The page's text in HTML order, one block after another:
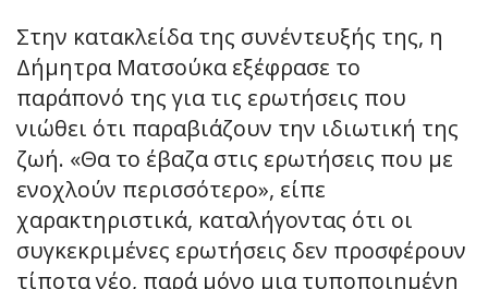
Στην κατακλείδα της συνέντευξής της, η
Δήμητρα Ματσούκα εξέφρασε το
παράπονό της για τις ερωτήσεις που
νιώθει ότι παραβιάζουν την ιδιωτική της
ζωή. «Θα το έβαζα στις ερωτήσεις που με
ενοχλούν περισσότερο», είπε
χαρακτηριστικά, καταλήγοντας ότι οι
συγκεκριμένες ερωτήσεις δεν προσφέρουν
τίποτα νέο, παρά μόνο μια τυποποιημένη